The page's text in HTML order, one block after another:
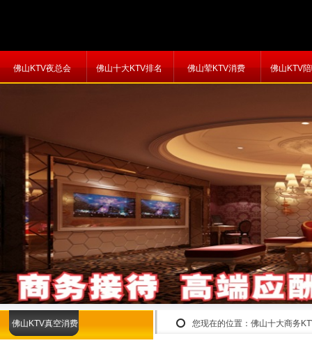
佛山KTV夜总会 佛山十大KTV排名 佛山荤KTV消费 佛山KTV
您现在的位置： 佛山十大商务
佛山KTV真空消费